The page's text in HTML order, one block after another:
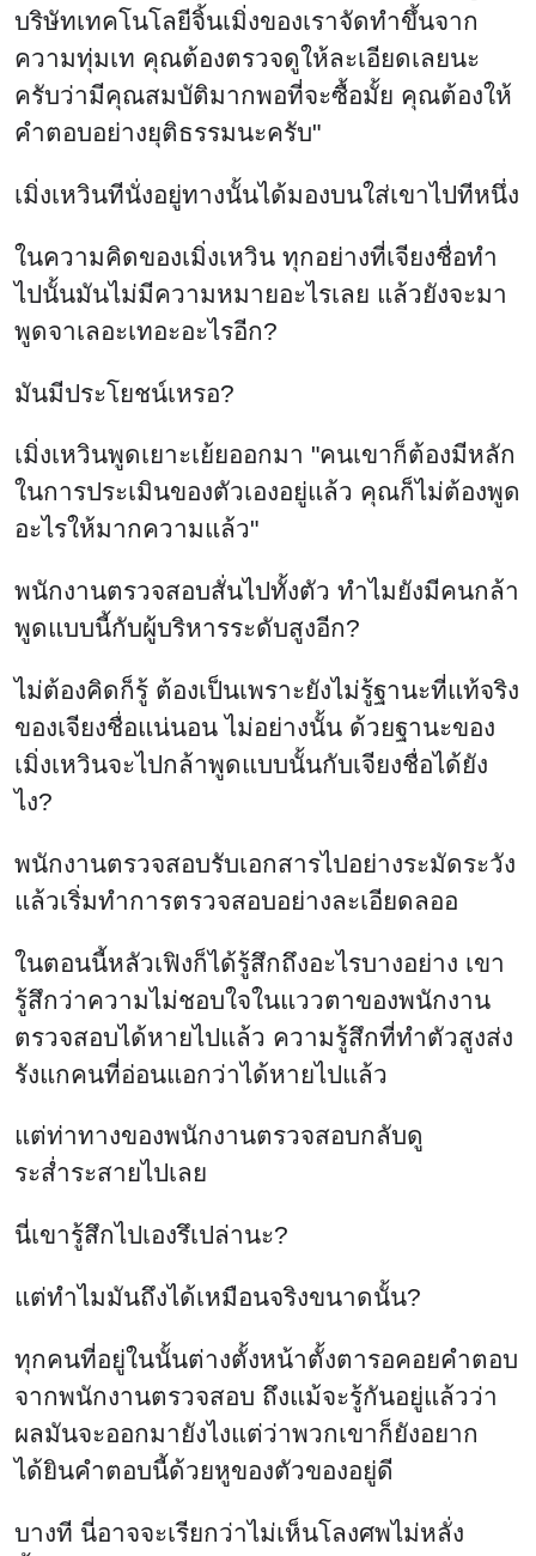
บริษัทเทคโนโลยีจิ้นเมิ่งของเราจัดทำขึ้นจาก
ความทุ่มเท คุณต้องตรวจดูให้ละเอียดเลยนะ
ครับว่ามีคุณสมบัติมากพอที่จะซื้อมั้ย คุณต้องให้
คำตอบอย่างยุติธรรมนะครับ"
เมิ่งเหวินทีนั่งอยู่ทางนั้นได้มองบนใส่เขาไปทีหนึ่ง
ในความคิดของเมิ่งเหวิน ทุกอย่างที่เจียงชื่อทำ
ไปนั้นมันไม่มีความหมายอะไรเลย แล้วยังจะมา
พูดจาเลอะเทอะอะไรอีก?
มันมีประโยชน์เหรอ?
เมิ่งเหวินพูดเยาะเย้ยออกมา "คนเขาก็ต้องมีหลัก
ในการประเมินของตัวเองอยู่แล้ว คุณก็ไม่ต้องพูด
อะไรให้มากความแล้ว"
พนักงานตรวจสอบสั่นไปทั้งตัว ทำไมยังมีคนกล้า
พูดแบบนี้กับผู้บริหารระดับสูงอีก?